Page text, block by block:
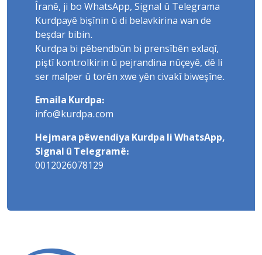
Îranê, ji bo WhatsApp, Signal û Telegrama
Kurdpayê bişînin û di belavkirina wan de
beşdar bibin.
Kurdpa bi pêbendbûn bi prensîbên exlaqî,
piştî kontrolkirin û pejrandina nûçeyê, dê li
ser malper û torên xwe yên civakî biweşîne.
Emaila Kurdpa:
info@kurdpa.com
Hejmara pêwendiya Kurdpa li WhatsApp,
Signal û Telegramê:
0012026078129